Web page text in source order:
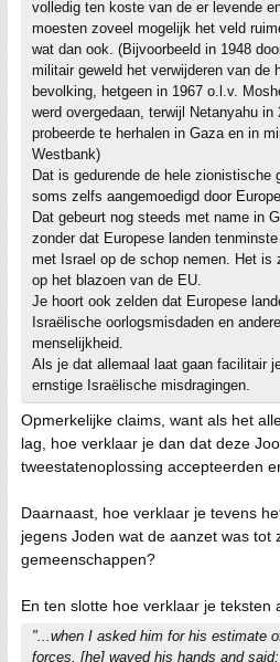
volledig ten koste van de er levende
moesten zoveel mogelijk het veld
wat dan ook. (Bijvoorbeeld in 1948
militair geweld het verwijderen van de
bevolking, hetgeen in 1967 o.l.v.
werd overgedaan, terwijl Netanyahu in
probeerde te herhalen in Gaza en in
Westbank)
Dat is gedurende de hele zionistische
soms zelfs aangemoedigd door
Dat gebeurt nog steeds met name in
zonder dat Europese landen
met Israel op de schop nemen. Het is
op het blazoen van de EU.
Je hoort ook zelden dat Europese
Israëlische oorlogsmisdaden en
menselijkheid.
Als je dat allemaal laat gaan facilitair
ernstige Israëlische misdragingen.
Opmerkelijke claims, want als het
lag, hoe verklaar je dan dat deze
tweestatenoplossing accepteerden
Daarnaast, hoe verklaar je tevens
jegens Joden wat de aanzet was tot
gemeenschappen?
En ten slotte hoe verklaar je teksten
"...when I asked him for his estimate
forces, [he] waved his hands and